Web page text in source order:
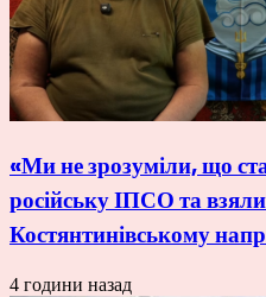
«Ми не зрозуміли, що
російську ІПСО та
Костянтинівському
4 години назад